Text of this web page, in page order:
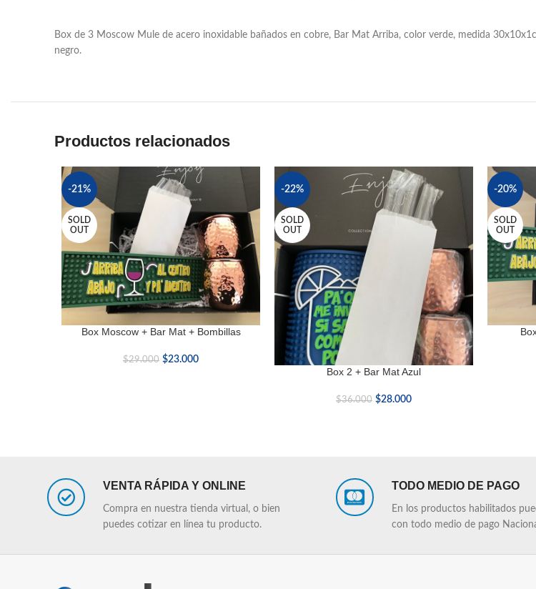
Box de 3 Moscow Mule de acero inoxidable bañados en cobre, Bar Mat Arriba, color verde, medida
negro.
Productos relacionados
-21%
SOLD
OUT
LEER MÁS
Box Moscow + Bar Mat + Bombillas
$29.000 $23.000
-22%
SOLD
OUT
Box 2 + Bar Mat Azul
$36.000 $28.000
-20%
SOLD
OUT
LEER MÁS
VENTA RÁPIDA Y ONLINE
Compra en nuestra tienda virtual, o bien
puedes cotizar en línea tu producto.
TODO MEDIO DE PAGO
En los productos habilitados
con todo medio de pago